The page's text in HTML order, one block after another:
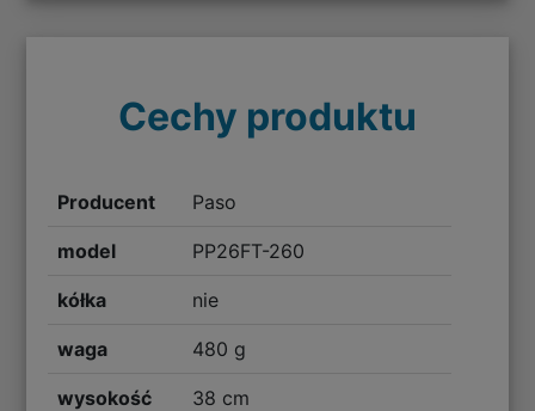
Cechy produktu
Producent Paso
model PP26FT-260
kółka nie
waga 480 g
wysokość 38 cm